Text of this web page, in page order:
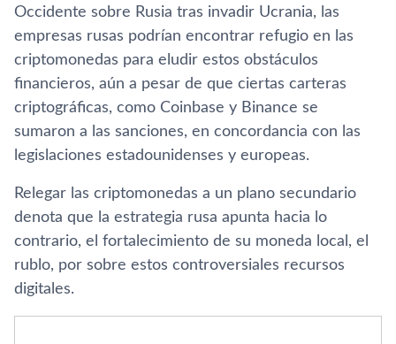
Occidente sobre Rusia tras invadir Ucrania, las
empresas rusas podrían encontrar refugio en las
criptomonedas para eludir estos obstáculos
financieros, aún a pesar de que ciertas carteras
criptográficas, como Coinbase y Binance se
sumaron a las sanciones, en concordancia con las
legislaciones estadounidenses y europeas.
Relegar las criptomonedas a un plano secundario
denota que la estrategia rusa apunta hacia lo
contrario, el fortalecimiento de su moneda local, el
rublo, por sobre estos controversiales recursos
digitales.